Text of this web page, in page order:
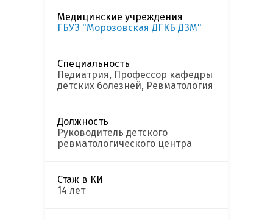
Медицинские учреждения
ГБУЗ "Морозовская ДГКБ ДЗМ"
Специальность
Педиатрия, Профессор кафедры
детских болезней, Ревматология
Должность
Руководитель детского
ревматологического центра
Стаж в КИ
14 лет